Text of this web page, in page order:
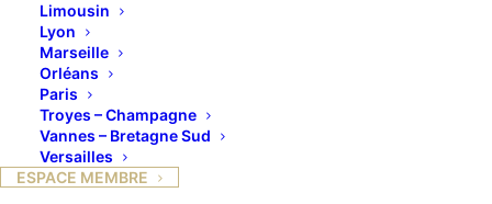
Limousin
Lyon
Marseille
Orléans
Paris
Troyes – Champagne
Vannes – Bretagne Sud
Versailles
ESPACE MEMBRE
mardi 13 novembre à 20 H 30 au Théâtre de l’Union :
DREFUS, DEVOS
Il était une fois un Monsieur qui avait un œil baignant
dans un réel absurde nous contant pendant des
lustres en baccarat de folles anecdotes lumineuses.